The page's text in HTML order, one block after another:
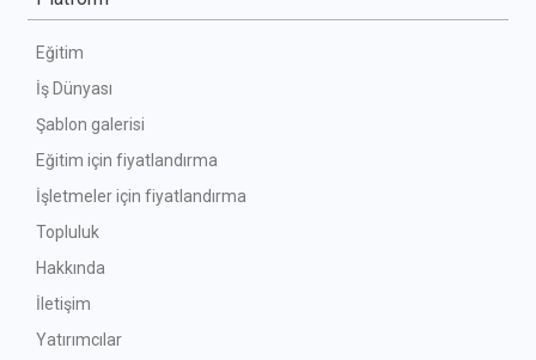
Eğitim
İş Dünyası
Şablon galerisi
Eğitim için fiyatlandırma
İşletmeler için fiyatlandırma
Topluluk
Hakkında
İletişim
Yatırımcılar